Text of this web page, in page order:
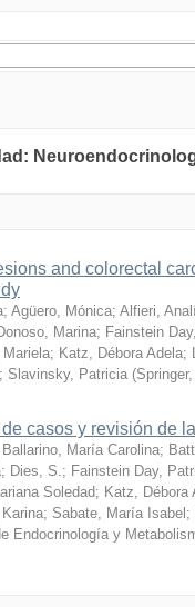
and colorectal
; Agüero, Mónica; Alfieri,
Marina; Fainstein
; Katz, Débora Adela;
; Slavinsky, Patricia (Springer,
casos y revisión de
Ballarino, María Carolina;
; Dies, S.; Fainstein Day,
Soledad; Katz, Débora
; Sabate, María Isabel ;
Endocrinología y